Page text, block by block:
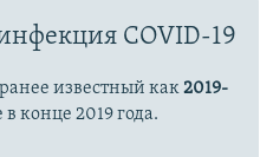
COVID-19
известный как2019-
конце 2019 года.